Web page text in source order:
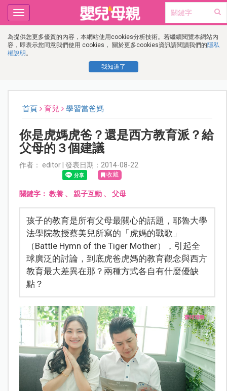
為提供您更多優質的內容，本網站使用cookies分析技術。若繼續閱覽本網站內
容，即表示您同意我們使用 cookies， 關於更多cookies資訊請閱讀我們的隱私
權說明 。
我知道了
Toggle
navigation
首頁 育兒 學習當爸媽
你是虎媽虎爸？還是西方教育派？給
父母的３個建議
作者： editor | 發表日期：2014-08-22
收藏
關鍵字： 教養、 親子互動、 父母
孩子的教育是所有父母最關心的話題，耶魯大學
法學院教授蔡美兒所寫的「虎媽的戰歌」
（Battle Hymn of the Tiger Mother），引起全
球廣泛的討論，到底虎爸虎媽的教育觀念與西方
教育最大差異在那？兩種方式各自有什麼優缺
點？